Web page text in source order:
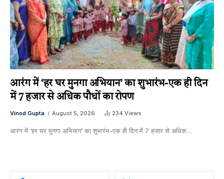
आरंग में ‘हर घर मुनगा अभियान’ का शुभारंभ-एक ही दिन
में 7 हजार से अधिक पौधों का रोपण
Vinod Gupta August 5, 2026 234 Views
आरंग में ‘हर घर मुनगा अभियान’ का शुभारंभ-एक ही दिन में 7 हजार से अधिक…